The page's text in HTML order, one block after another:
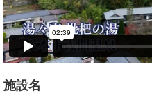
施設名